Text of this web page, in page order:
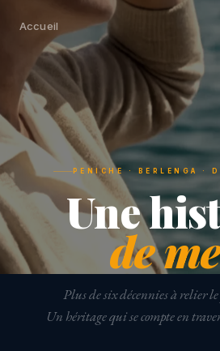
Accueil
PENICHE · BERLENGA ·
Une
de
Plus de six décennies à relier
Un héritage qui se compte en